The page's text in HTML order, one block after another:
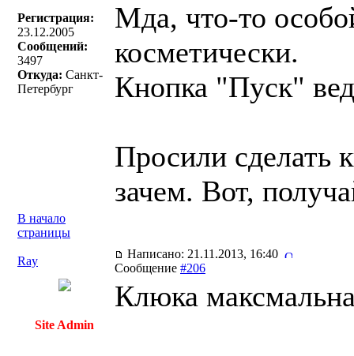
Регистрация:
23.12.2005
Сообщений:
3497
Откуда: Санкт-
Петербург
Мда, что-то
косметически.
Кнопка "Пуск"
Просили сделать
зачем. Вот,
В начало
страницы
Ray
Написано: 21.11.2013, 16:40
Сообщение #206
Site Admin
Клюка